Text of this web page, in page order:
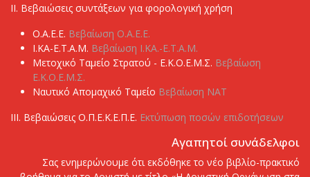
ΙI. Βεβαιώσεις συντάξεων για φορολογική χρήση
Ο.Α.Ε.Ε. Βεβαίωση Ο.Α.Ε.Ε.
Ι.ΚΑ-Ε.Τ.Α.Μ. Βεβαίωση Ι.ΚΑ.-Ε.Τ.Α.Μ.
Μετοχικό Ταμείο Στρατού - Ε.Κ.Ο.Ε.Μ.Σ. Βεβαίωση
Ε.Κ.Ο.Ε.Μ.Σ.
Ναυτικό Απομαχικό Ταμείο Βεβαίωση ΝΑΤ
ΙΙΙ. Βεβαιώσεις Ο.Π.Ε.Κ.Ε.Π.Ε. Εκτύπωση ποσών επιδοτήσεων
Αγαπητοί συνάδελφοι
Σας ενημερώνουμε ότι εκδόθηκε το νέο βιβλίο-πρακτικό